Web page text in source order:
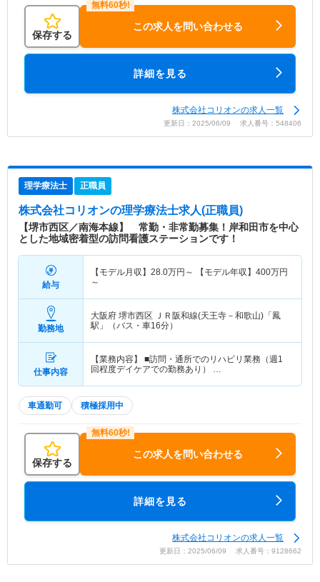
保存する
この求人を問い合わせる
詳細を見る
株式会社コリオンの求人一覧
更新日：2025/06/09 求人番号：548406
理学療法士 正職員
株式会社コリオンの理学療法士求人(正職員)
【堺市西区／南海本線】 常勤・非常勤募集！岸和田市を中心
とした地域密着型の訪問看護ステーションです！
給与
【モデル月収】 28.0万円～ 【モデル年収】 400万円
～
勤務地
大阪府 堺市西区
ＪＲ阪和線(天王寺－和歌山)「鳳
駅」（バス・車16分）
仕事内容
【業務内容】 ■訪問・通所でのリハビリ業務（週1
回程度デイケアでの勤務あり） …
車通勤可 積極採用中
保存する
この求人を問い合わせる
詳細を見る
株式会社コリオンの求人一覧
更新日：2025/06/09 求人番号：9128662